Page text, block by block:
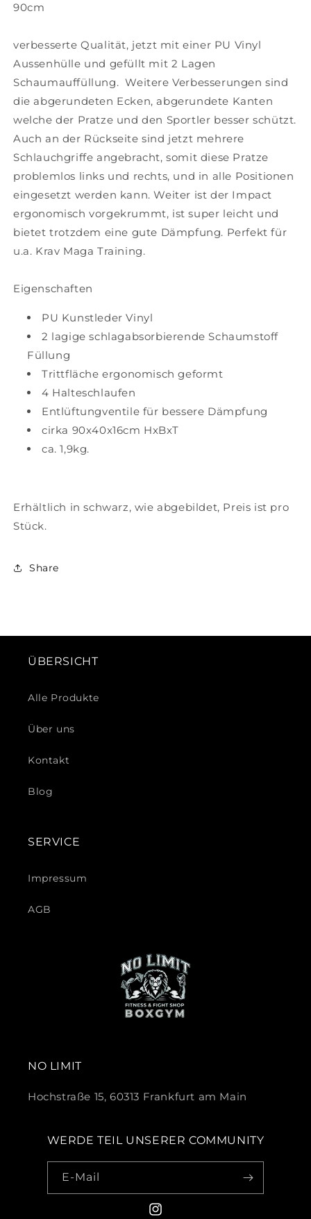
90cm
verbesserte Qualität, jetzt mit einer PU Vinyl
Aussenhülle und gefüllt mit 2 Lagen
Schaumauffüllung. Weitere Verbesserungen sind
die abgerundeten Ecken, abgerundete Kanten
welche der Pratze und den Sportler besser schützt.
Auch an der Rückseite sind jetzt mehrere
Schlauchgriffe angebracht, somit diese Pratze
problemlos links und rechts, und in alle Positionen
eingesetzt werden kann. Weiter ist der Impact
ergonomisch vorgekrummt, ist super leicht und
bietet trotzdem eine gute Dämpfung. Perfekt für
u.a. Krav Maga Training.
Eigenschaften
PU Kunstleder Vinyl
2 lagige schlagabsorbierende Schaumstoff
Füllung
Trittfläche ergonomisch geformt
4 Halteschlaufen
Entlüftungventile für bessere Dämpfung
cirka 90x40x16cm HxBxT
ca. 1,9kg.
Erhältlich in schwarz, wie abgebildet, Preis ist pro
Stück.
Share
ÜBERSICHT
Alle Produkte
Über uns
Kontakt
Blog
SERVICE
Impressum
AGB
NO LIMIT
Hochstraße 15, 60313 Frankfurt am Main
WERDE TEIL UNSERER COMMUNITY
E-Mail